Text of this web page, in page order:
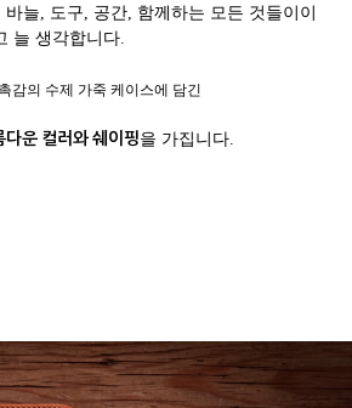
바늘, 도구, 공간, 함께하는 모든 것들이이
늘 생각합니다.
감의 수제 가죽 케이스에 담긴
운 컬러와 쉐이핑을 가집니다.